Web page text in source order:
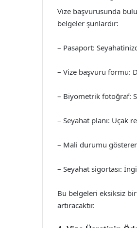
Vize başvurusunda
belgeler şunlardır:
– Pasaport:
– Vize başvuru formu:
– Biyometrik fotoğraf:
– Seyahat planı: Uçak
– Mali durumu
– Seyahat sigortası:
Bu belgeleri eksiksiz
artıracaktır.